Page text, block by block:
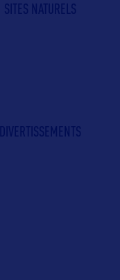
SITES NATURELS
DIVERTISSEMENTS